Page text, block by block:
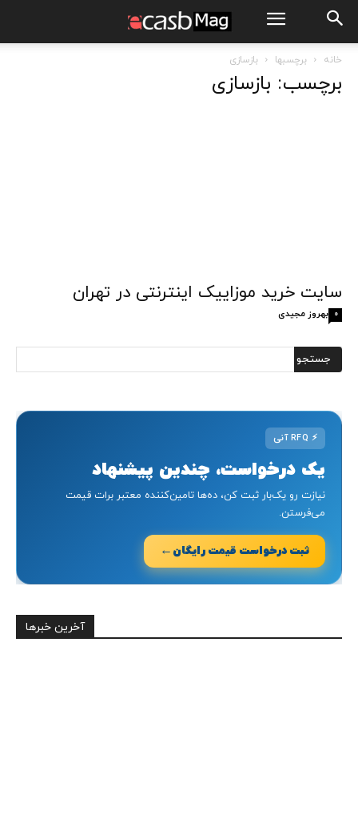
خانه برچسبها بازسازی
برچسب: بازسازی
سایت خرید موزاییک اینترنتی در تهران
بهروز مجیدی 0
⚡
یک درخواست، چندین پیشنهاد
نیازت رو یک‌بار ثبت کن، ده‌ها تامین‌کننده معتبر برات قیمت
می‌فرستن.
ثبت درخواست قیمت رایگان ←
آخرین خبرها